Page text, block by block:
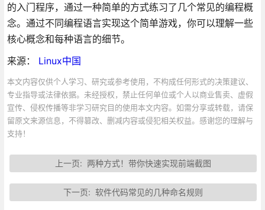
的入门程序，通过一种简单的方式练习了几个常见的编程概
念。通过不同编程语言实现这个简单游戏，你可以理解一些
核心概念和每种语言的细节。
来源： Linux中国
本文内容仅供个人学习、研究或参考使用，不构成任何形式的决策建议、
专业指导或法律依据。未经授权，禁止任何单位或个人以商业售卖、虚假
宣传、侵权传播等非学习研究目的使用本文内容。如需分享或转载，请保
留原文来源信息，不得篡改、删减内容或侵犯相关权益。感谢您的理解与
支持！
上一页: 两种方式！带你快速实现前端截图
下一页: 软件代码常见的几种命名规则